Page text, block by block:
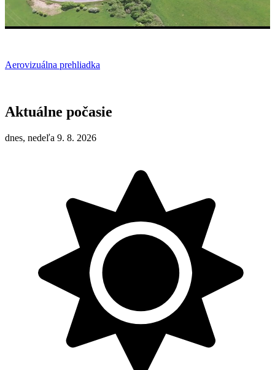
Aerovizuálna prehliadka
Aktuálne počasie
dnes, nedeľa 9. 8. 2026